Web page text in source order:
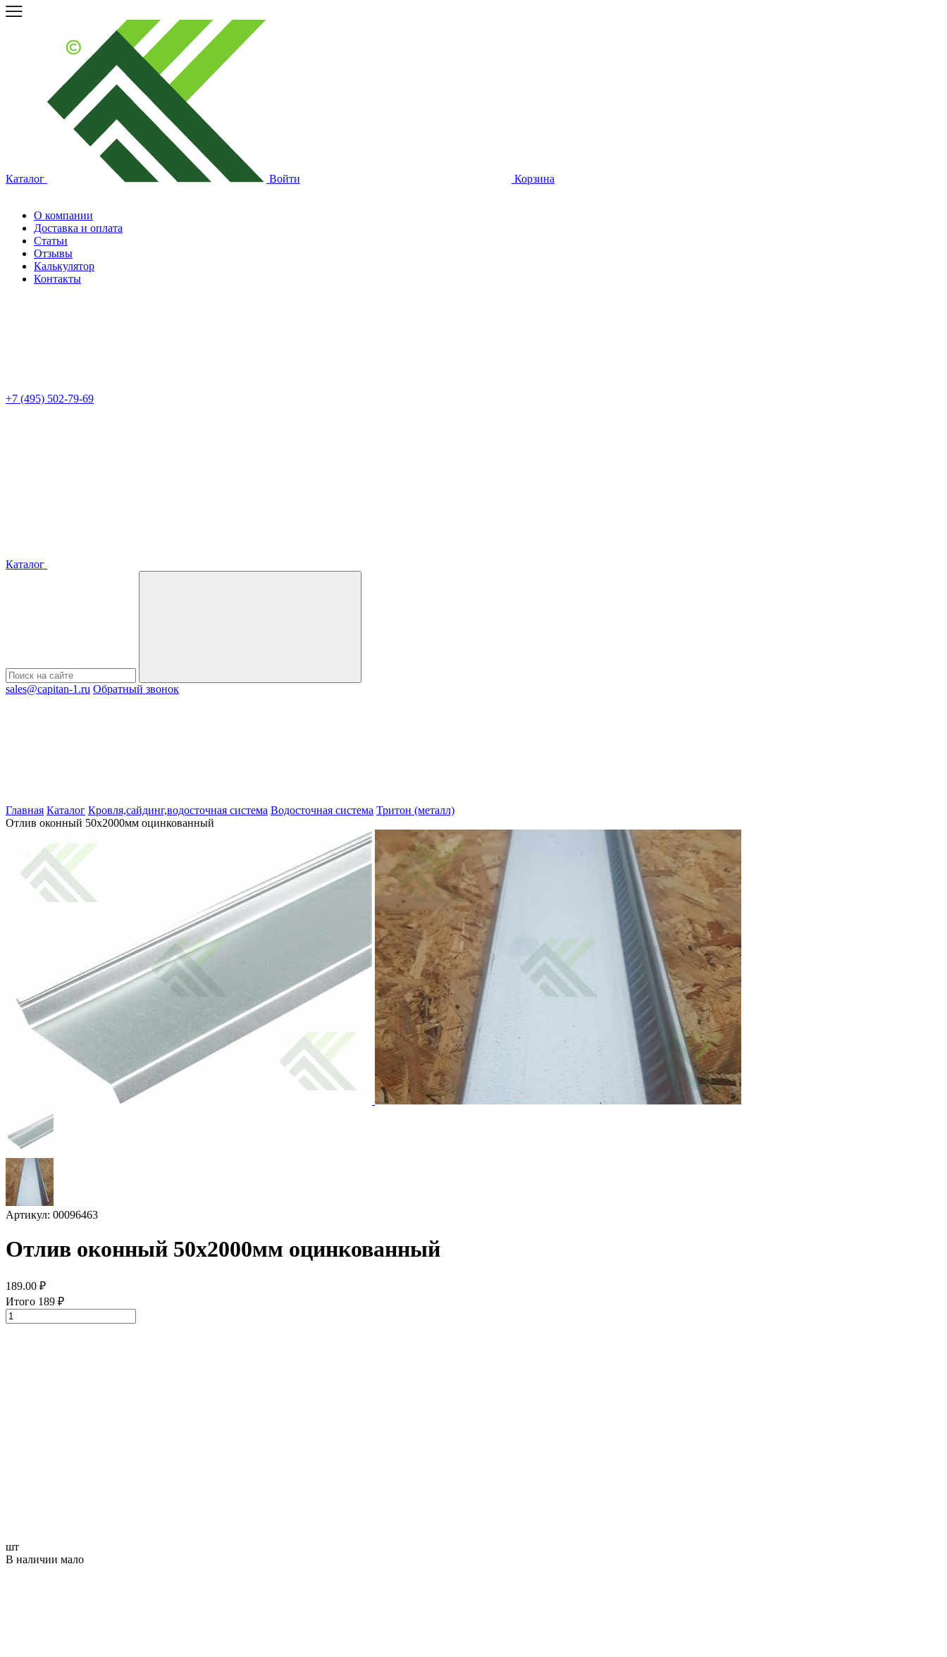
Каталог Войти Корзина
О компании
Доставка и оплата
Статьи
Отзывы
Калькулятор
Контакты
+7 (495) 502-79-69
Каталог
sales@capitan-1.ru Обратный звонок
Главная Каталог Кровля,сайдинг,водосточная система Водосточная система Тритон (металл)
Отлив оконный 50х2000мм оцинкованный
Артикул: 00096463
Отлив оконный 50х2000мм оцинкованный
189.00 ₽
Итого 189 ₽
шт
В наличии мало